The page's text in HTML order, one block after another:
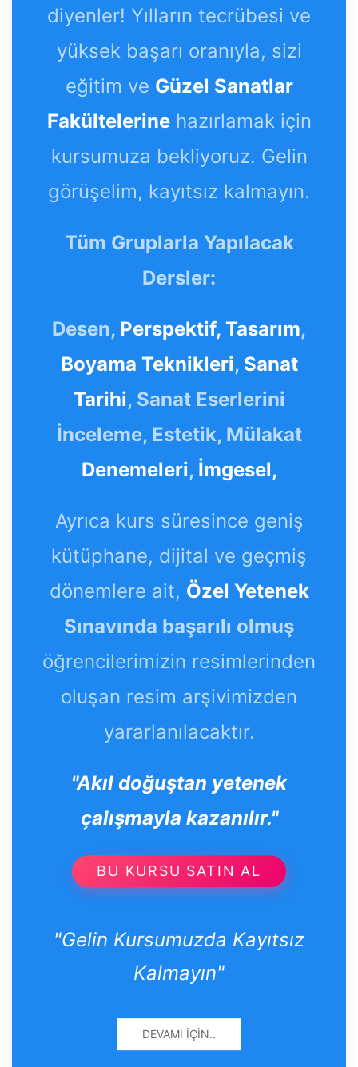
diyenler! Yılların tecrübesi ve
yüksek başarı oranıyla, sizi
eğitim ve Güzel Sanatlar
Fakültelerinehazırlamak için
kursumuza bekliyoruz. Gelin
görüşelim, kayıtsız kalmayın.
Tüm Gruplarla Yapılacak
Dersler:
Desen, Perspektif, Tasarım,
Boyama Teknikleri, Sanat
Tarihi, Sanat Eserlerini
İnceleme, Estetik, Mülakat
Denemeleri, İmgesel,
Ayrıca kurs süresince geniş
kütüphane, dijital ve geçmiş
dönemlere ait, Özel Yetenek
Sınavında başarılı olmuş
öğrencilerimizin resimlerinden
oluşan resim arşivimizden
yararlanılacaktır.
"Akıl doğuştan yetenek
çalışmayla kazanılır."
BU KURSU SATIN AL
"Gelin Kursumuzda Kayıtsız
Kalmayın"
DEVAMI İÇIN..